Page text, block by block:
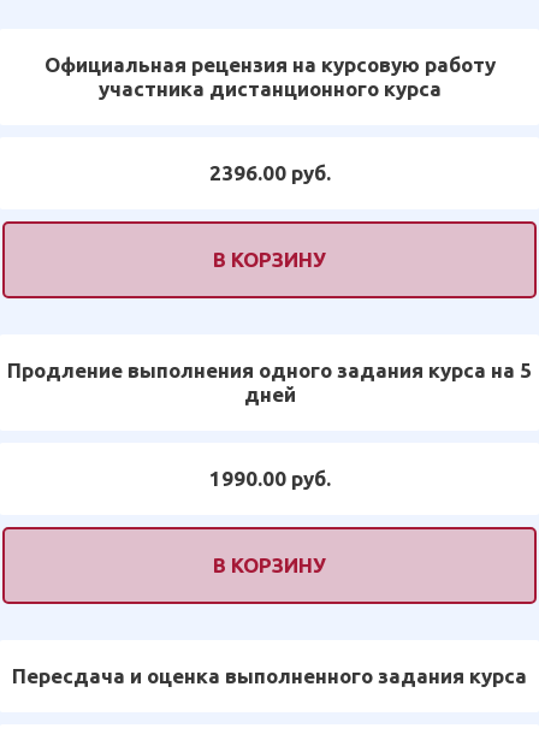
Официальная рецензия на курсовую работу
участника дистанционного курса
2396.00 руб.
В КОРЗИНУ
Продление выполнения одного задания курса на 5
дней
1990.00 руб.
В КОРЗИНУ
Пересдача и оценка выполненного задания курса